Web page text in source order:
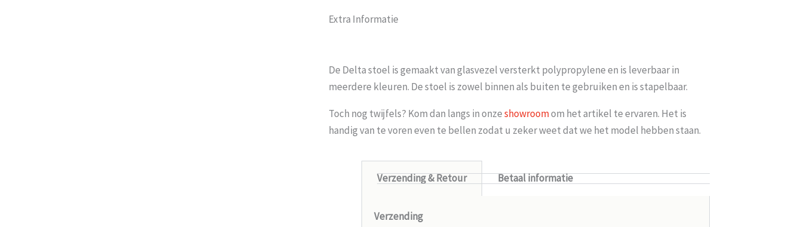
Extra Informatie
De Delta stoel is gemaakt van glasvezel versterkt polypropylene en is leverbaar in
meerdere kleuren. De stoel is zowel binnen als buiten te gebruiken en is stapelbaar.
Toch nog twijfels? Kom dan langs in onzeshowroomom het artikel te ervaren. Het is
handig van te voren even te bellen zodat u zeker weet dat we het model hebben staan.
Verzending & Retour Betaal informatie
Verzending